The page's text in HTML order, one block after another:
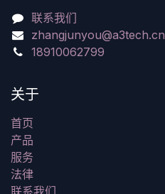
联系我们
zhangjunyou@a3tech.cn
18910062799
关于
首页
产品
服务
法律